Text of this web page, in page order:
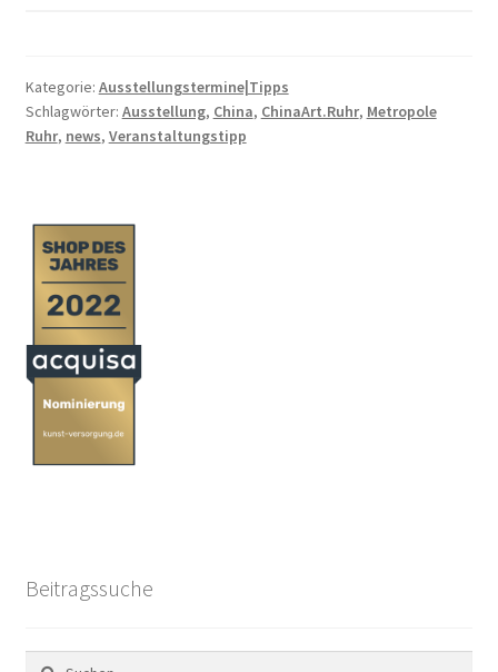
Kategorie: Ausstellungstermine|Tipps
Schlagwörter: Ausstellung, China, ChinaArt.Ruhr, Metropole
Ruhr, news, Veranstaltungstipp
Beitragssuche
Suchen